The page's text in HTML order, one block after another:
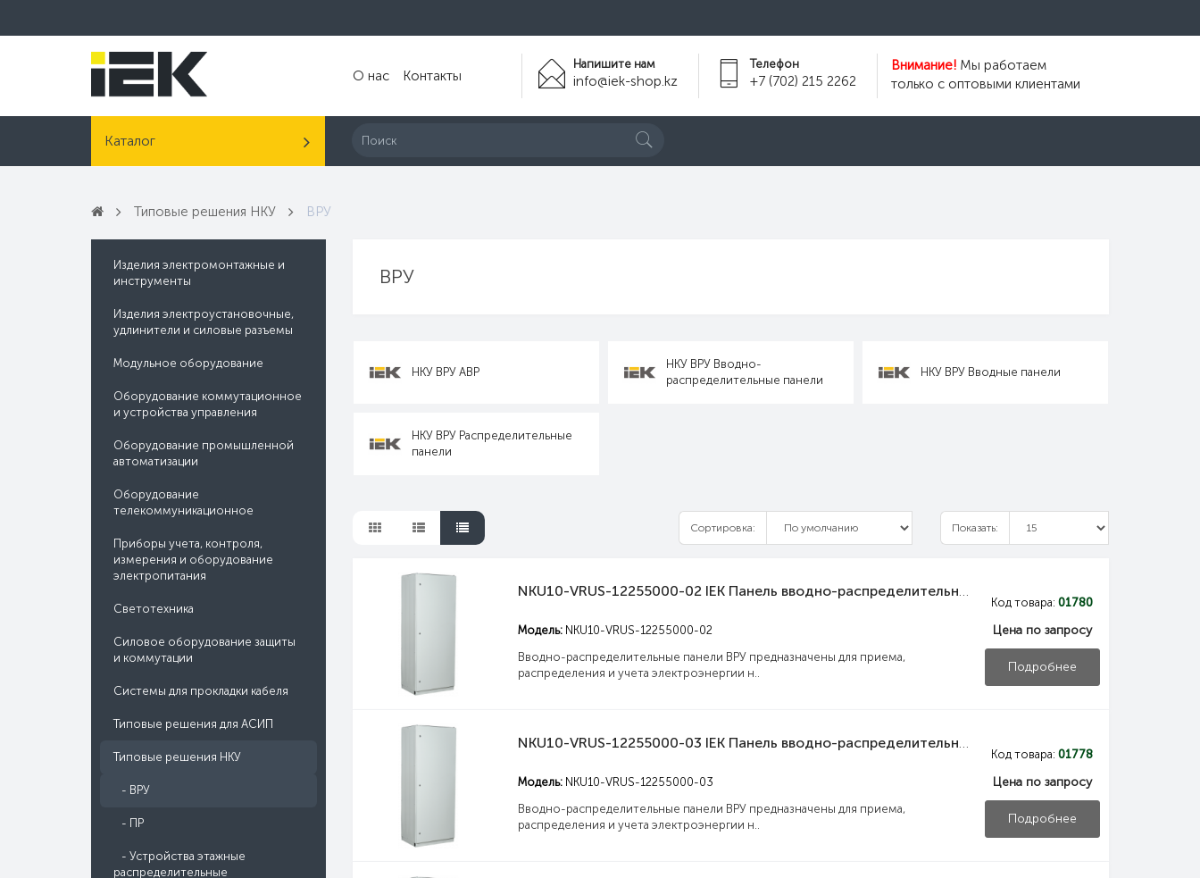
О нас Контакты
Внимание! Мы работаем
только с оптовыми клиентами
Телефон
+7 (702) 215 2262
Напишите нам
info@iek-shop.kz
Каталог
Типовые решения НКУ ВРУ
Изделия электромонтажные и
инструменты
Изделия электроустановочные,
удлинители и силовые разъемы
Модульное оборудование
Оборудование коммутационное
и устройства управления
Оборудование промышленной
автоматизации
Оборудование
телекоммуникационное
Приборы учета, контроля,
измерения и оборудование
электропитания
Светотехника
Силовое оборудование защиты
и коммутации
Системы для прокладки кабеля
Типовые решения для АСИП
Типовые решения НКУ
- ВРУ
- ПР
- Устройства этажные
распределительные
ВРУ
НКУ ВРУ АВР
НКУ ВРУ Вводно-
распределительные панели
НКУ ВРУ Вводные панели
НКУ ВРУ Распределительные
панели
Сортировка: Показать:
NKU10-VRUS-12255000-02 IEK Панель вводно-распределительная ВРУ1-22-55 УХЛ4 силовая рубильник 1х250А выключатель автоматический 1Р 2х6А плавкие вставки 18х100А 3х250А и учет IEK
Модель: NKU10-VRUS-12255000-02
Вводно-распределительные панели ВРУ предназначены для приема,
распределения и учета электроэнергии н..
Код товара: 01780
Цена по запросу
Подробнее
NKU10-VRUS-12255000-03 IEK Панель вводно-распределительная ВРУ1-22-55 УХЛ4 управления освещением выключатели нагрузки 2Р 2х20А выключатель автоматический 1Р 9х16А IEK
Модель: NKU10-VRUS-12255000-03
Вводно-распределительные панели ВРУ предназначены для приема,
распределения и учета электроэнергии н..
Код товара: 01778
Цена по запросу
Подробнее